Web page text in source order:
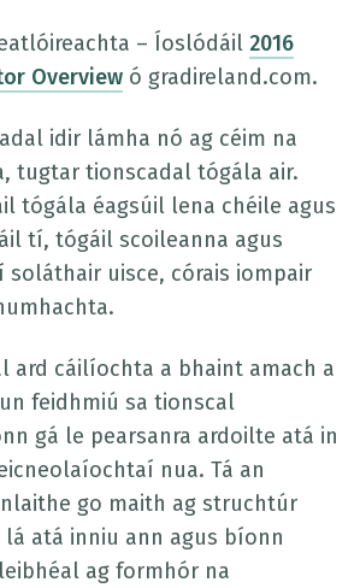
– Íoslódáil 2016
Overview ó gradireland.com.
idir lámha nó ag céim na
tugtar tionscadal tógála air.
tógála éagsúil lena chéile agus
tí, tógáil scoileanna agus
uisce, córais iompair
ard cáilíochta a bhaint amach a
feidhmiú sa tionscal
gá le pearsanra ardoilte atá in
nua. Tá an
go maith ag struchtúr
atá inniu ann agus bíonn
ag formhór na